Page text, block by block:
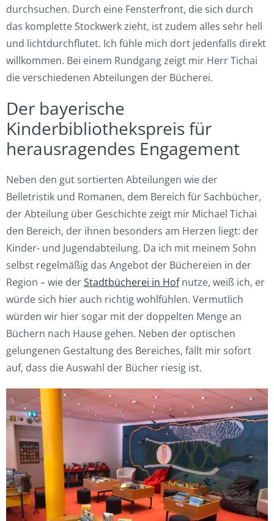
durchsuchen. Durch eine Fensterfront, die sich durch
das komplette Stockwerk zieht, ist zudem alles sehr hell
und lichtdurchflutet. Ich fühle mich dort jedenfalls direkt
willkommen. Bei einem Rundgang zeigt mir Herr Tichai
die verschiedenen Abteilungen der Bücherei.
Der bayerische
Kinderbibliothekspreis für
herausragendes Engagement
Neben den gut sortierten Abteilungen wie der
Belletristik und Romanen, dem Bereich für Sachbücher,
der Abteilung über Geschichte zeigt mir Michael Tichai
den Bereich, der ihnen besonders am Herzen liegt: der
Kinder- und Jugendabteilung. Da ich mit meinem Sohn
selbst regelmäßig das Angebot der Büchereien in der
Region – wie derStadtbücherei in Hofnutze, weiß ich, er
würde sich hier auch richtig wohlfühlen. Vermutlich
würden wir hier sogar mit der doppelten Menge an
Büchern nach Hause gehen. Neben der optischen
gelungenen Gestaltung des Bereiches, fällt mir sofort
auf, dass die Auswahl der Bücher riesig ist.